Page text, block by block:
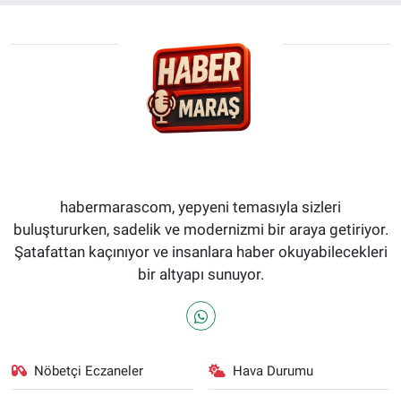
habermarascom, yepyeni temasıyla sizleri
buluştururken, sadelik ve modernizmi bir araya getiriyor.
Şatafattan kaçınıyor ve insanlara haber okuyabilecekleri
bir altyapı sunuyor.
Nöbetçi Eczaneler Hava Durumu